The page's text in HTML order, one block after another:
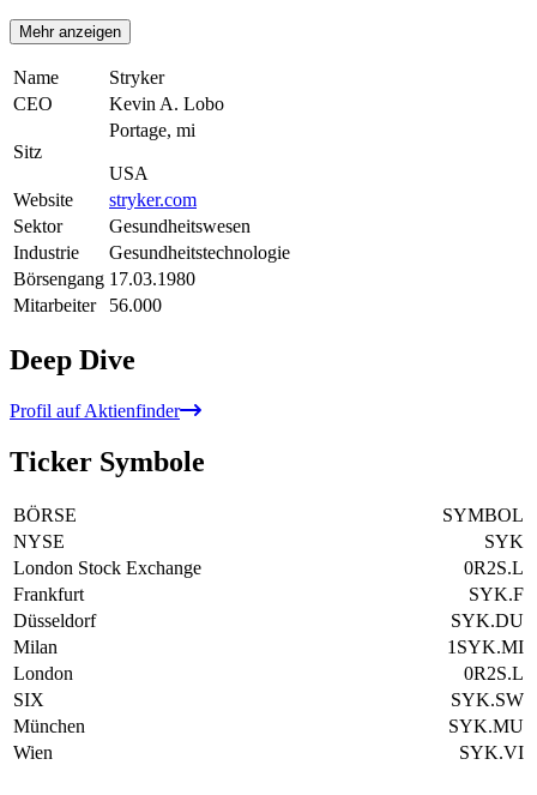
Mehr anzeigen
Name
Stryker
CEO
Kevin A. Lobo
Sitz
Portage, mi
USA
Website
stryker.com
Sektor
Gesundheitswesen
Industrie
Gesundheitstechnologie
Börsengang 17.03.1980
Mitarbeiter
56.000
Deep Dive
Profil auf Aktienfinder
Ticker Symbole
BÖRSE
SYMBOL
NYSE
SYK
London Stock Exchange
0R2S.L
Frankfurt
SYK.F
Düsseldorf
SYK.DU
Milan
1SYK.MI
London
0R2S.L
SIX
SYK.SW
München
SYK.MU
Wien
SYK.VI